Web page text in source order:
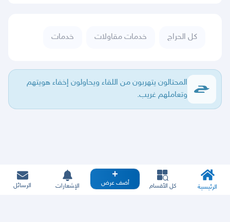
كل الحراج خدمات مقاولات خدمات
المحتالون يتهربون من اللقاء ويحاولون إخفاء هويتهم
وتعاملهم غريب.
الرئيسية كل الأقسام أضف عرض الإشعارات الرسائل